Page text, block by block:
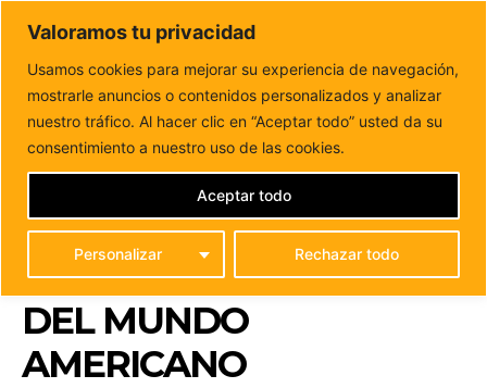
Valoramos tu privacidad
Usamos cookies para mejorar su experiencia de navegación,
mostrarle anuncios o contenidos personalizados y analizar
nuestro tráfico. Al hacer clic en “Aceptar todo” usted da su
consentimiento a nuestro uso de las cookies.
Personalizar Rechazar todo
Aceptar todo
DUNAS FM
Tu informacion de forma cercana
Inicio FUERTEVENTURA
La Cátedra Miguel de Unamuno
regresa a Fuerteventura para analizar su visión...
LA CÁTEDRA MIGUEL DE
UNAMUNO REGRESA A
FUERTEVENTURA PARA
ANALIZAR SU VISIÓN
DEL MUNDO
AMERICANO